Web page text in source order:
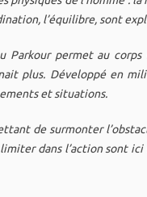
l’équilibre, sont
Parkour permet au
plus. Développé en
et situations.
de surmonter
dans l’action sont